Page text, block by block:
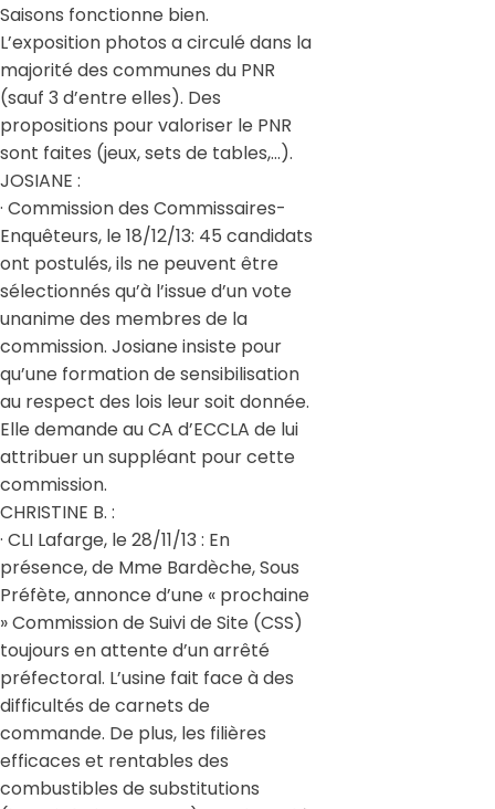
Saisons fonctionne bien.
L’exposition photos a circulé dans la
majorité des communes du PNR
(sauf 3 d’entre elles). Des
propositions pour valoriser le PNR
sont faites (jeux, sets de tables,…).
JOSIANE :
· Commission des Commissaires-
Enquêteurs, le 18/12/13: 45 candidats
ont postulés, ils ne peuvent être
sélectionnés qu’à l’issue d’un vote
unanime des membres de la
commission. Josiane insiste pour
qu’une formation de sensibilisation
au respect des lois leur soit donnée.
Elle demande au CA d’ECCLA de lui
attribuer un suppléant pour cette
commission.
CHRISTINE B. :
· CLI Lafarge, le 28/11/13 : En
présence, de Mme Bardèche, Sous
Préfète, annonce d’une « prochaine
» Commission de Suivi de Site (CSS)
toujours en attente d’un arrêté
préfectoral. L’usine fait face à des
difficultés de carnets de
commande. De plus, les filières
efficaces et rentables des
combustibles de substitutions